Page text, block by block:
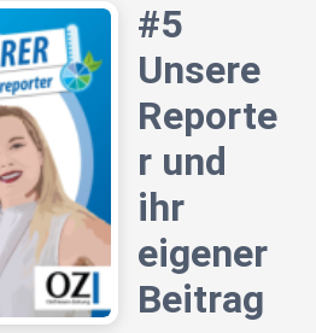
#5
Unsere
Reporte
r und
ihr
eigener
Beitrag